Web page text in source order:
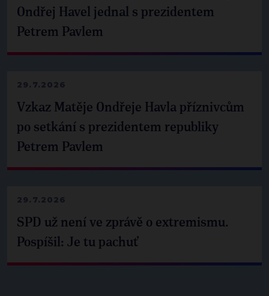
Ondřej Havel jednal s prezidentem
Petrem Pavlem
29.7.2026
Vzkaz Matěje Ondřeje Havla příznivcům
po setkání s prezidentem republiky
Petrem Pavlem
29.7.2026
SPD už není ve zprávě o extremismu.
Pospíšil: Je tu pachuť